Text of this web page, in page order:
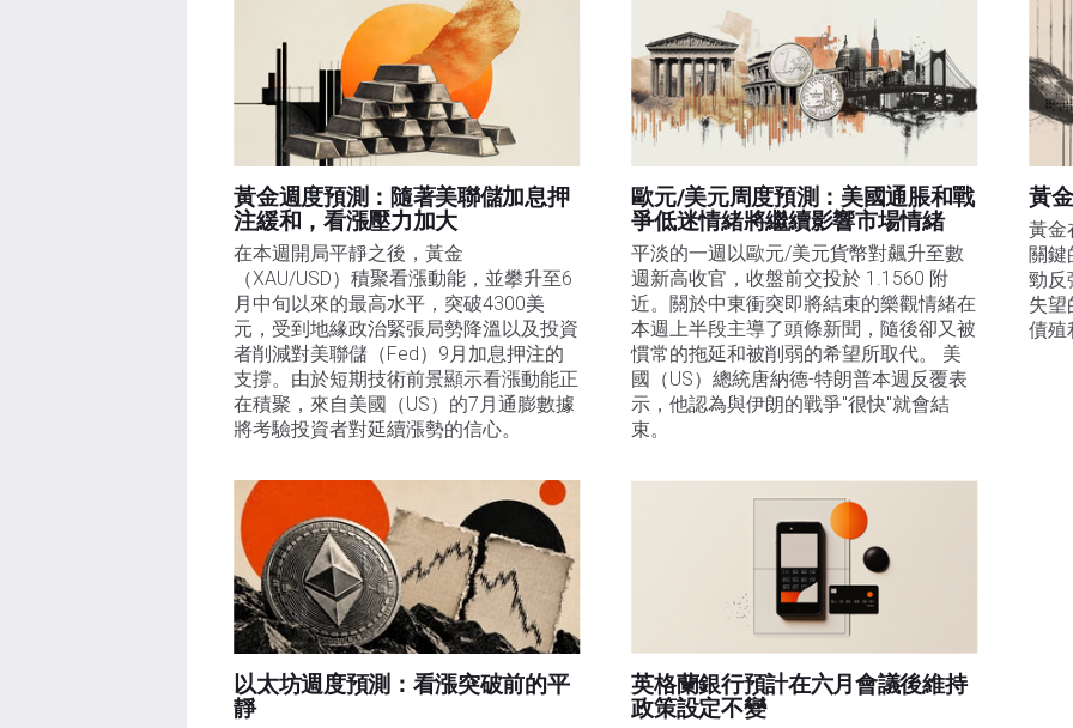
黃金週度預測：隨著美聯儲加息押
注緩和，看漲壓力加大
在本週開局平靜之後，黃金
（XAU/USD）積聚看漲動能，並攀升至6
月中旬以來的最高水平，突破4300美
元，受到地緣政治緊張局勢降溫以及投資
者削減對美聯儲（Fed）9月加息押注的
支撐。由於短期技術前景顯示看漲動能正
在積聚，來自美國（US）的7月通膨數據
將考驗投資者對延續漲勢的信心。
歐元/美元周度預測：美國通脹和戰
爭低迷情緒將繼續影響市場情緒
平淡的一週以歐元/美元貨幣對飆升至數
週新高收官，收盤前交投於 1.1560 附
近。關於中東衝突即將結束的樂觀情緒在
本週上半段主導了頭條新聞，隨後卻又被
慣常的拖延和被削弱的希望所取代。 美
國（US）總統唐納德-特朗普本週反覆表
示，他認為與伊朗的戰爭"很快"就會結
束。
黃
黃金
關鍵
勁反
失望
債殖
以太坊週度預測：看漲突破前的平
靜
英格蘭銀行預計在六月會議後維持
政策設定不變